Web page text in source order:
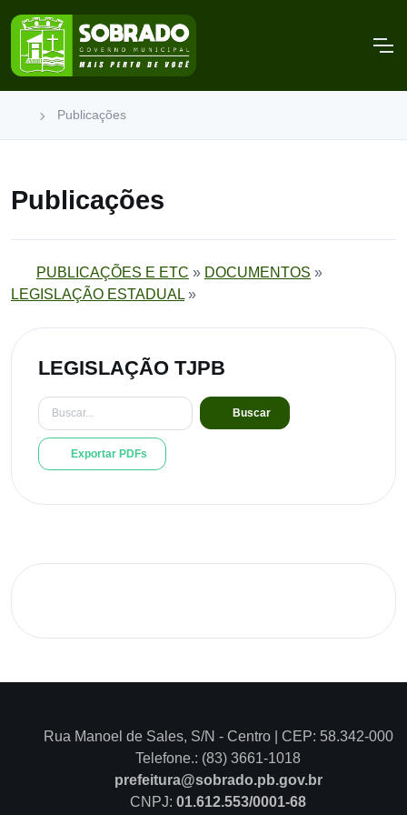
Publicações
Publicações
PUBLICAÇÕES E ETC » DOCUMENTOS »
LEGISLAÇÃO ESTADUAL »
LEGISLAÇÃO TJPB
Buscar
Exportar PDFs
Rua Manoel de Sales, S/N - Centro | CEP: 58.342-000
Telefone.: (83) 3661-1018
prefeitura@sobrado.pb.gov.br
CNPJ: 01.612.553/0001-68